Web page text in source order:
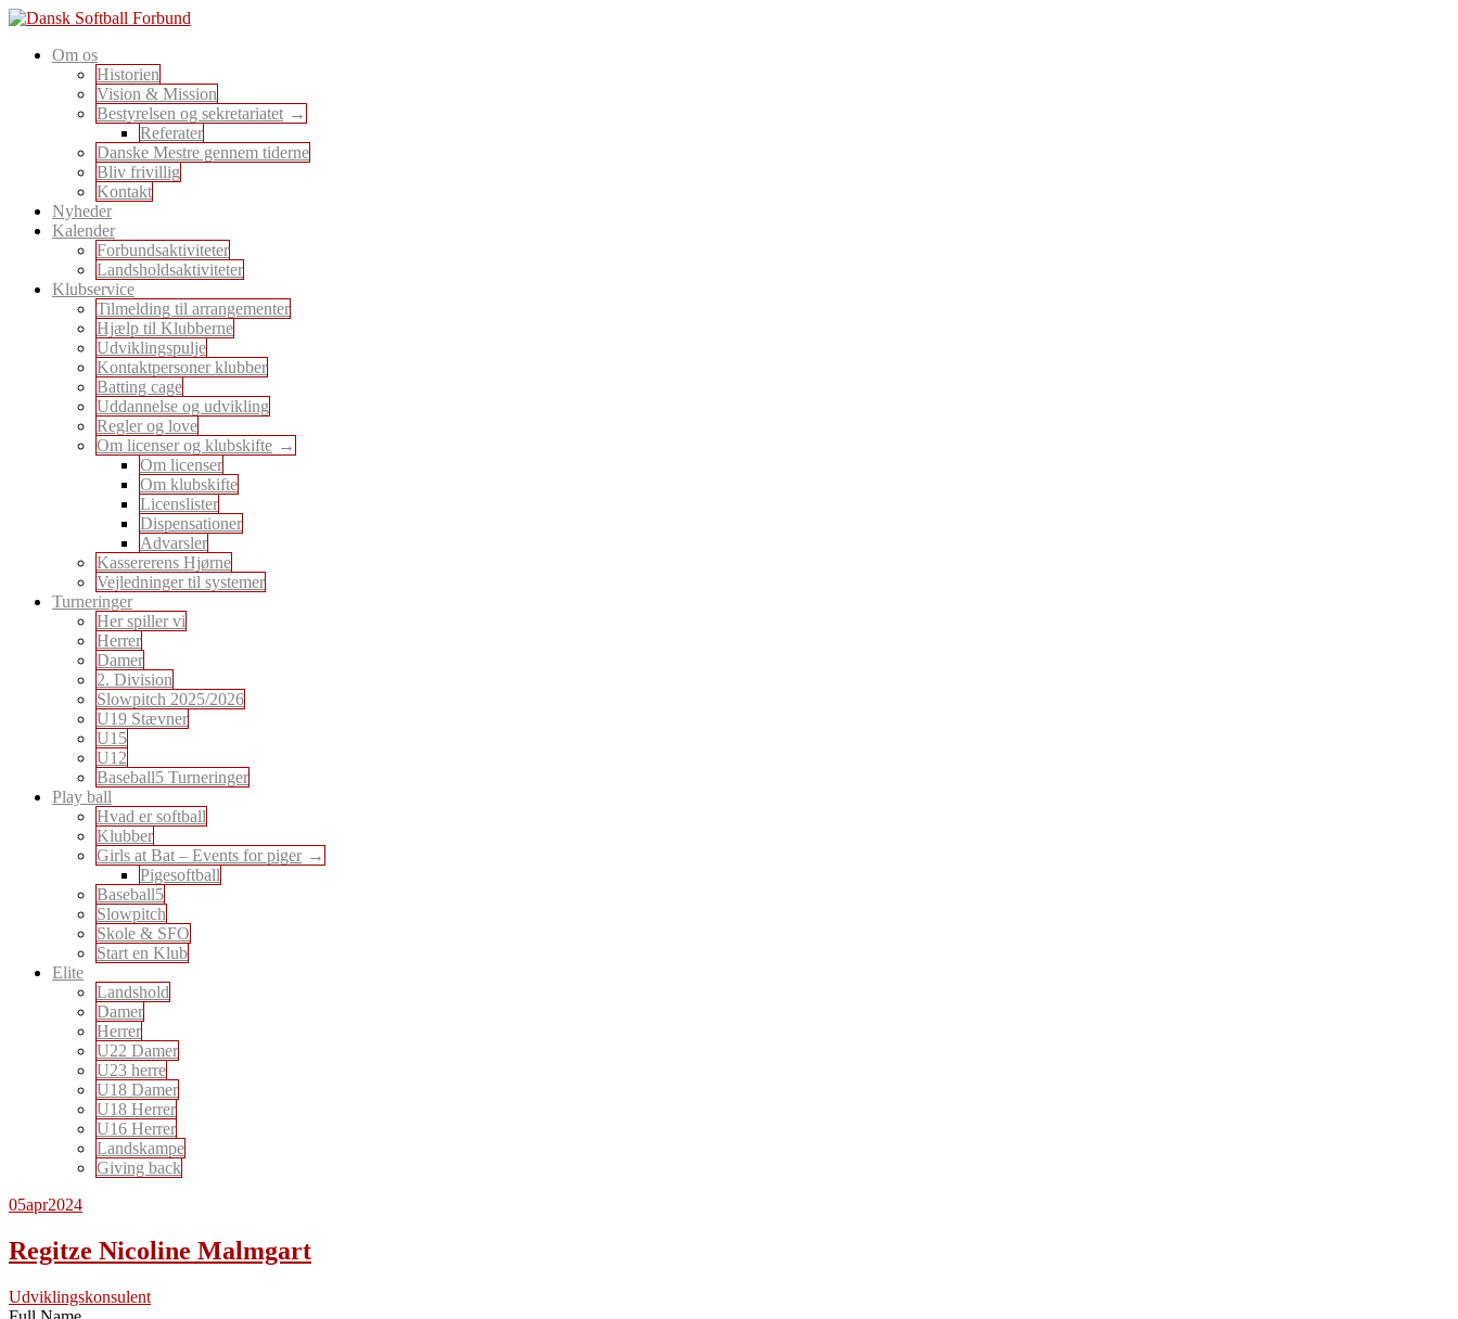
Skip
content
Dansk Softball Forbund
En sport for alle
Om os
Historien
Vision & Mission
Bestyrelsen og sekretariatet
Referater
Danske Mestre gennem tiderne
Bliv frivillig
Kontakt
Nyheder
Kalender
Forbundsaktiviteter
Landsholdsaktiviteter
Klubservice
Tilmelding til arrangementer
Hjælp til Klubberne
Udviklingspulje
Kontaktpersoner klubber
Batting cage
Uddannelse og udvikling
Regler og love
Om licenser og klubskifte
Om licenser
Om klubskifte
Licenslister
Dispensationer
Advarsler
Kassererens Hjørne
Vejledninger til systemer
Turneringer
Her spiller vi
Herrer
Damer
2. Division
Slowpitch 2025/2026
U19 Stævner
U15
U12
Baseball5 Turneringer
Play ball
Hvad er softball
Klubber
Girls at Bat – Events for piger
Pigesoftball
Baseball5
Slowpitch
Skole & SFO
Start en Klub
Elite
Landshold
Damer
Herrer
U22 Damer
U23 herre
U18 Damer
U18 Herrer
U16 Herrer
Landskampe
Giving back
05apr2024
Regitze Nicoline Malmgart
Udviklingskonsulent